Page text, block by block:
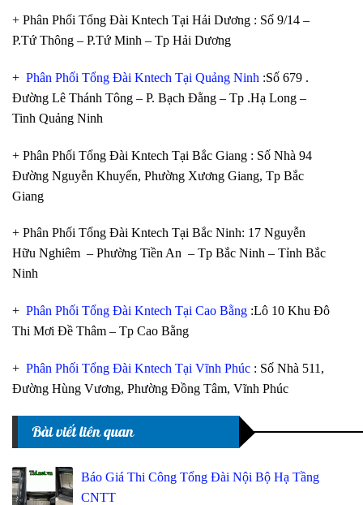
+ Phân Phối Tổng Đài Kntech Tại Hải Dương : Số 9/14 –
P.Tứ Thông – P.Tứ Minh – Tp Hải Dương
+ Phân Phối Tổng Đài Kntech Tại Quảng Ninh :Số 679 .
Đường Lê Thánh Tông – P. Bạch Đằng – Tp .Hạ Long –
Tinh Quảng Ninh
+ Phân Phối Tổng Đài Kntech Tại Bắc Giang : Số Nhà 94
Đường Nguyễn Khuyến, Phường Xương Giang, Tp Bắc
Giang
+ Phân Phối Tổng Đài Kntech Tại Bắc Ninh: 17 Nguyễn
Hữu Nghiêm – Phường Tiền An – Tp Bắc Ninh – Tỉnh Bắc
Ninh
+ Phân Phối Tổng Đài Kntech Tại Cao Bằng :Lô 10 Khu Đô
Thi Mơi Đề Thâm – Tp Cao Bằng
+ Phân Phối Tổng Đài Kntech Tại Vĩnh Phúc : Số Nhà 511,
Đường Hùng Vương, Phường Đồng Tâm, Vĩnh Phúc
Bài viết liên quan
Báo Giá Thi Công Tổng Đài Nội Bộ Hạ Tầng
CNTT